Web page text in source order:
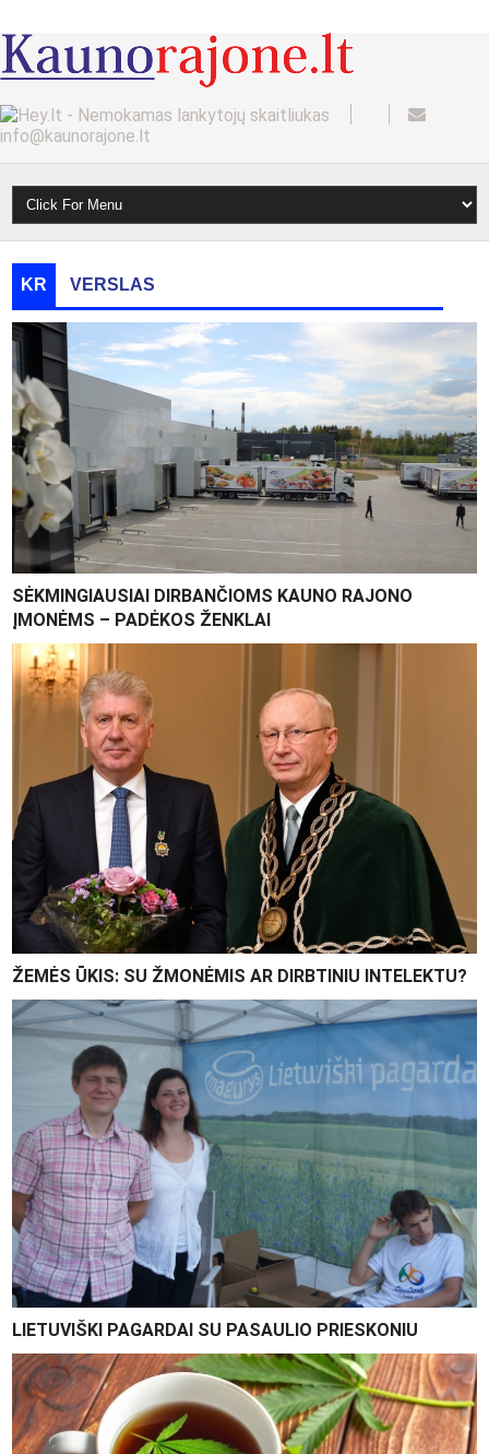
info@kaunorajone.lt
KR VERSLAS
SĖKMINGIAUSIAI DIRBANČIOMS KAUNO RAJONO
ĮMONĖMS – PADĖKOS ŽENKLAI
ŽEMĖS ŪKIS: SU ŽMONĖMIS AR DIRBTINIU INTELEKTU?
LIETUVIŠKI PAGARDAI SU PASAULIO PRIESKONIU